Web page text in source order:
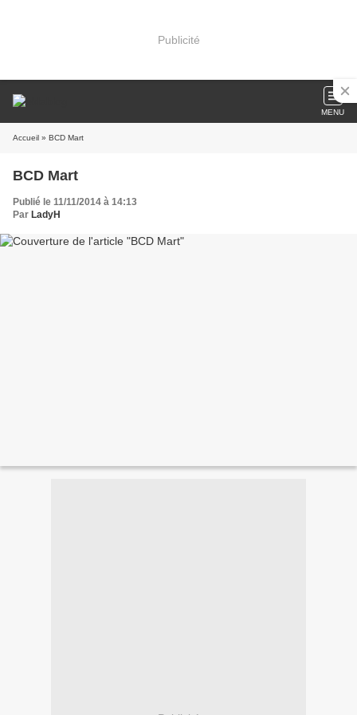
Publicité
MENU
Accueil » BCD Mart
BCD Mart
Publié le 11/11/2014 à 14:13
Par LadyH